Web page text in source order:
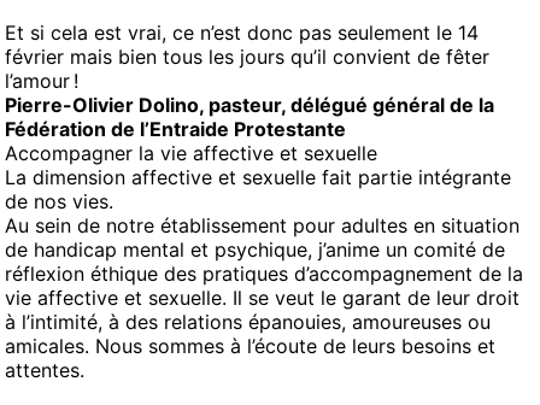
Et si cela est vrai, ce n’est donc pas seulement le 14
février mais bien tous les jours qu’il convient de fêter
l’amour !
Pierre-Olivier Dolino, pasteur, délégué général de la
Fédération de l’Entraide Protestante
Accompagner la vie affective et sexuelle
La dimension affective et sexuelle fait partie intégrante
de nos vies.
Au sein de notre établissement pour adultes en situation
de handicap mental et psychique, j’anime un comité de
réflexion éthique des pratiques d’accompagnement de la
vie affective et sexuelle. Il se veut le garant de leur droit
à l’intimité, à des relations épanouies, amoureuses ou
amicales. Nous sommes à l’écoute de leurs besoins et
attentes.